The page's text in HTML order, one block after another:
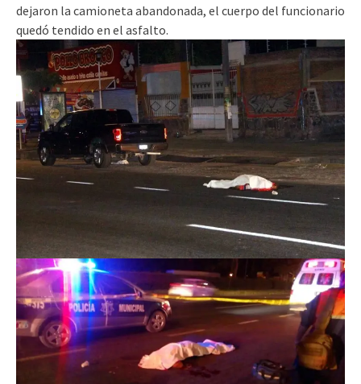
dejaron la camioneta abandonada, el cuerpo del funcionario
quedó tendido en el asfalto.